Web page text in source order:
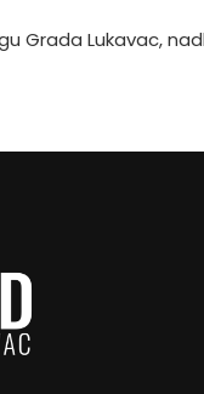
Grada Lukavac,